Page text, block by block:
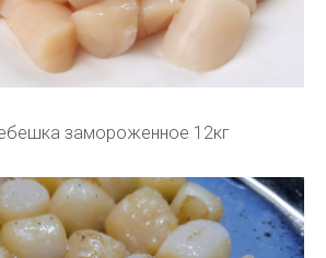
замороженное 12кг